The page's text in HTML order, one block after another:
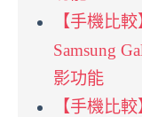
【手機比
Samsung
影功能
【手機比